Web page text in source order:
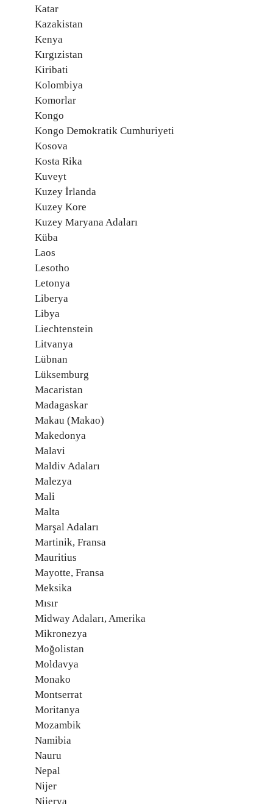
Katar
Kazakistan
Kenya
Kırgızistan
Kiribati
Kolombiya
Komorlar
Kongo
Kongo Demokratik Cumhuriyeti
Kosova
Kosta Rika
Kuveyt
Kuzey İrlanda
Kuzey Kore
Kuzey Maryana Adaları
Küba
Laos
Lesotho
Letonya
Liberya
Libya
Liechtenstein
Litvanya
Lübnan
Lüksemburg
Macaristan
Madagaskar
Makau (Makao)
Makedonya
Malavi
Maldiv Adaları
Malezya
Mali
Malta
Marşal Adaları
Martinik, Fransa
Mauritius
Mayotte, Fransa
Meksika
Mısır
Midway Adaları, Amerika
Mikronezya
Moğolistan
Moldavya
Monako
Montserrat
Moritanya
Mozambik
Namibia
Nauru
Nepal
Nijer
Nijerya